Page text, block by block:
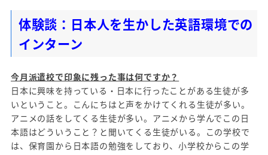
体験談：日本人を生かした英語環境での
インターン
今月派遣校で印象に残った事は何ですか？
日本に興味を持っている・日本に行ったことがある生徒が多
いということ。こんにちはと声をかけてくれる生徒が多い。
アニメの話をしてくる生徒が多い。アニメから学んでこの日
本語はどういうこと？と聞いてくる生徒がいる。この学校で
は、保育園から日本語の勉強をしており、小学校からこの学